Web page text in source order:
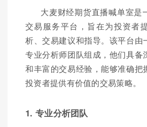
大麦财经期货直播喊单室是
交易服务平台，旨在为投资者
析、交易建议和指导。该平台由
专业分析师团队组成，他们具备
和丰富的交易经验，能够准确把
投资者提供有价值的交易策略。
1. 专业分析团队